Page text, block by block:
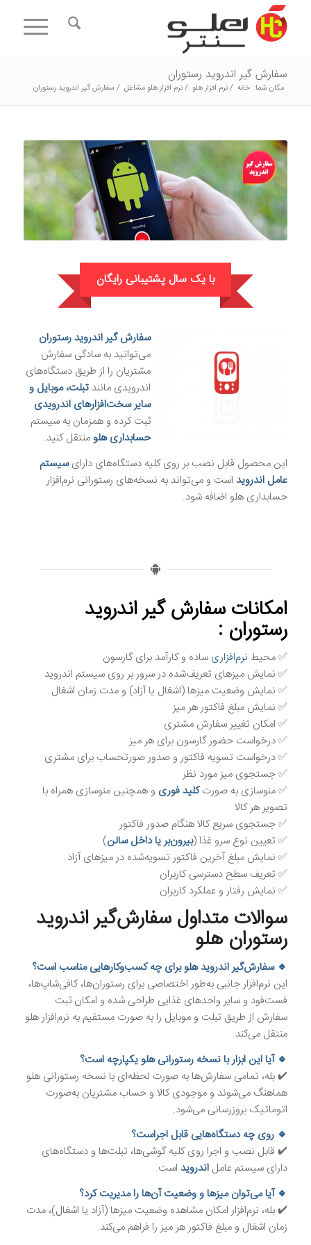
سفارش گیر اندروید رستوران
مکان شما: خانه /نرم افزار هلو /نرم افزار هلو مشاغل / سفارش گیر اندروید رستوران
با یک سال پشتیبانی رایگان
سفارش گیر اندروید رستوران
می‌توانید به سادگی سفارش
مشتریان را از طریق دستگاه‌های
اندرویدی مانند تبلت، موبایل و
سایر سخت‌افزارهای اندرویدی
ثبت کرده و همزمان به سیستم
حسابداری هلومنتقل کنید.
این محصول قابل نصب بر روی کلیه دستگاه‌های دارایسیستم
عامل اندرویداست و می‌تواند به نسخه‌های رستورانی نرم‌افزار
حسابداری هلو اضافه شود.
امکانات سفارش گیر اندروید
رستوران :
✅ محیط نرم‌افزاری ساده و کارآمد برای گارسون
✅ نمایش میزهای تعریف‌شده در سرور بر روی سیستم اندروید
✅ نمایش وضعیت میزها (اشغال یا آزاد) و مدت زمان اشغال
✅ نمایش مبلغ فاکتور هر میز
✅ امکان تغییر سفارش مشتری
✅ درخواست حضور گارسون برای هر میز
✅ درخواست تسویه فاکتور و صدور صورتحساب برای مشتری
✅ جستجوی میز مورد نظر
✅ منوسازی به صورتکلید فوری و همچنین منوسازی همراه با
تصویر هر کالا
✅ جستجوی سریع کالا هنگام صدور فاکتور
✅ تعیین نوع سرو غذا (بیرون‌بر یا داخل سالن)
✅ نمایش مبلغ آخرین فاکتور تسویه‌شده در میزهای آزاد
✅ تعریف سطح دسترسی کاربران
✅ نمایش رفتار و عملکرد کاربران
سوالات متداول سفارش‌گیر اندروید
رستوران هلو
🔹 سفارش‌گیر اندروید هلو برای چه کسب‌وکارهایی مناسب است؟
این نرم‌افزار جانبی به‌طور اختصاصی برای رستوران‌ها، کافی‌شاپ‌ها،
فست‌فود و سایر واحدهای غذایی طراحی شده و امکان ثبت
سفارش از طریق تبلت و موبایل را به صورت مستقیم به نرم‌افزار هلو
منتقل می‌کند.
🔹 آیا این ابزار با نسخه رستورانی هلو یکپارچه است؟
✔️ بله، تمامی سفارش‌ها به صورت لحظه‌ای با نسخه رستورانی هلو
هماهنگ می‌شوند و موجودی کالا و حساب مشتریان به‌صورت
اتوماتیک بروزرسانی می‌شود.
🔹 روی چه دستگاه‌هایی قابل اجراست؟
✔️ قابل نصب و اجرا روی کلیه گوشی‌ها، تبلت‌ها و دستگاه‌های
دارای سیستم عامل اندرویداست.
🔹 آیا می‌توان میزها و وضعیت آن‌ها را مدیریت کرد؟
✔️ بله، نرم‌افزار امکان مشاهده وضعیت میزها (آزاد یا اشغال)، مدت
زمان اشغال و مبلغ فاکتور هر میز را فراهم می‌کند.